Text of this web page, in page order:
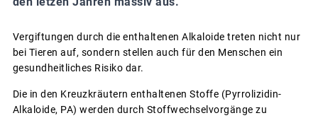
Vergiftungen durch die enthaltenen Alkaloide treten nicht nur
bei Tieren auf, sondern stellen auch für den Menschen ein
gesundheitliches Risiko dar.
Die in den Kreuzkräutern enthaltenen Stoffe (Pyrrolizidin-
Alkaloide, PA) werden durch Stoffwechselvorgänge zu